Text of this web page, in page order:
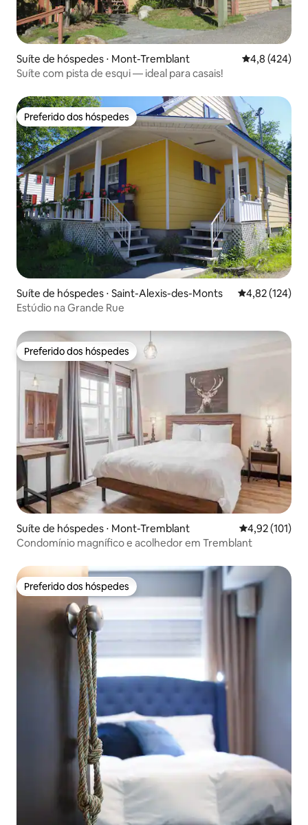
Suíte de hóspedes ⋅ Mont-Tremblant 4,8 de uma
4,8 (424)
Suíte com pista de esqui — ideal para casais!
Preferido dos hóspedes
Preferido dos hóspedes
Suíte de hóspedes ⋅ Saint-Alexis-des-Monts 4,82 de uma
4,82 (124)
Estúdio na Grande Rue
Preferido dos hóspedes
Preferido dos hóspedes
Suíte de hóspedes ⋅ Mont-Tremblant 4,92 de uma
4,92 (101)
Condomínio magnífico e acolhedor em Tremblant
Preferido dos hóspedes
Preferido dos hóspedes